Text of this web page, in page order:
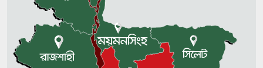
ব্রাহ্মণবাড়িয়ায় ফ্লাইওভারে ত্রিমুখী সংঘর্ষে
আহত ৬